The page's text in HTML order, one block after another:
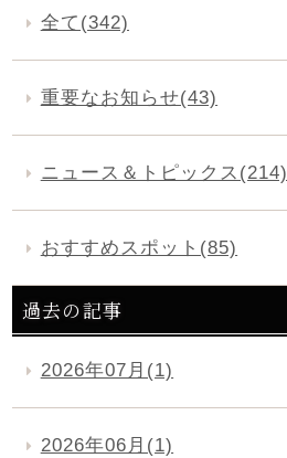
全て(342)
重要なお知らせ(43)
ニュース＆トピックス(214)
おすすめスポット(85)
過去の記事
2026年07月(1)
2026年06月(1)